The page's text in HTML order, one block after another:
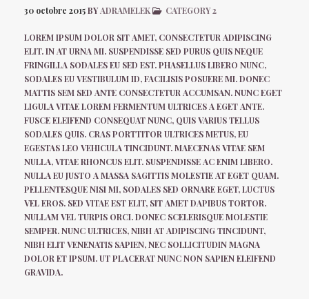
30 octobre 2015BYADRAMELEK CATEGORY 2
LOREM IPSUM DOLOR SIT AMET, CONSECTETUR ADIPISCING
ELIT. IN AT URNA MI. SUSPENDISSE SED PURUS QUIS NEQUE
FRINGILLA SODALES EU SED EST. PHASELLUS LIBERO NUNC,
SODALES EU VESTIBULUM ID, FACILISIS POSUERE MI. DONEC
MATTIS SEM SED ANTE CONSECTETUR ACCUMSAN. NUNC EGET
LIGULA VITAE LOREM FERMENTUM ULTRICES A EGET ANTE.
FUSCE ELEIFEND CONSEQUAT NUNC, QUIS VARIUS TELLUS
SODALES QUIS. CRAS PORTTITOR ULTRICES METUS, EU
EGESTAS LEO VEHICULA TINCIDUNT. MAECENAS VITAE SEM
NULLA, VITAE RHONCUS ELIT. SUSPENDISSE AC ENIM LIBERO.
NULLA EU JUSTO A MASSA SAGITTIS MOLESTIE AT EGET QUAM.
PELLENTESQUE NISI MI, SODALES SED ORNARE EGET, LUCTUS
VEL EROS. SED VITAE EST ELIT, SIT AMET DAPIBUS TORTOR.
NULLAM VEL TURPIS ORCI. DONEC SCELERISQUE MOLESTIE
SEMPER. NUNC ULTRICES, NIBH AT ADIPISCING TINCIDUNT,
NIBH ELIT VENENATIS SAPIEN, NEC SOLLICITUDIN MAGNA
DOLOR ET IPSUM. UT PLACERAT NUNC NON SAPIEN ELEIFEND
GRAVIDA.